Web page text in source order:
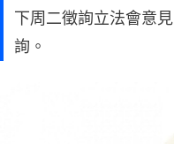
下周二徵詢立法會意
詢。